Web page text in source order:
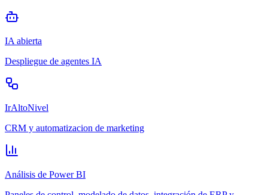
IA abierta
Despliegue de agentes IA
IrAltoNivel
CRM y automatizacion de marketing
Análisis de Power BI